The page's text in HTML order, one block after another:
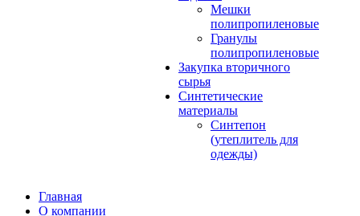
Мешки
полипропиленовые
Гранулы
полипропиленовые
Закупка вторичного
сырья
Синтетические
материалы
Синтепон
(утеплитель для
одежды)
Главная
О компании